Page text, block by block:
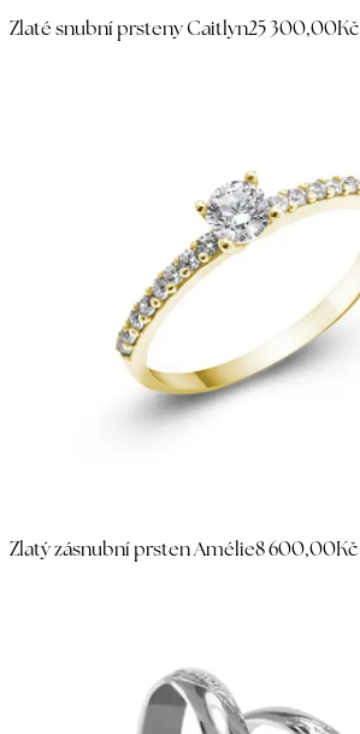
Zlaté snubní prsteny Caitlyn25 300,00Kč
Zlatý zásnubní prsten Amélie8 600,00Kč